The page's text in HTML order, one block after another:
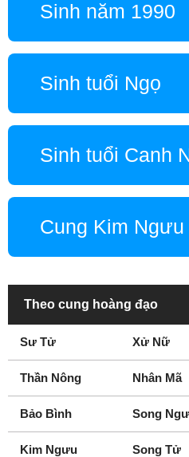
Sinh năm 1990
Sinh tuổi Ngọ
Sinh tuổi Canh
Cung Kim Ngưu
Theo cung hoàng đạo
Sư Tử Xử Nữ
Thần Nông Nhân Mã
Bảo Bình Song Ngư
Kim Ngưu Song Tử